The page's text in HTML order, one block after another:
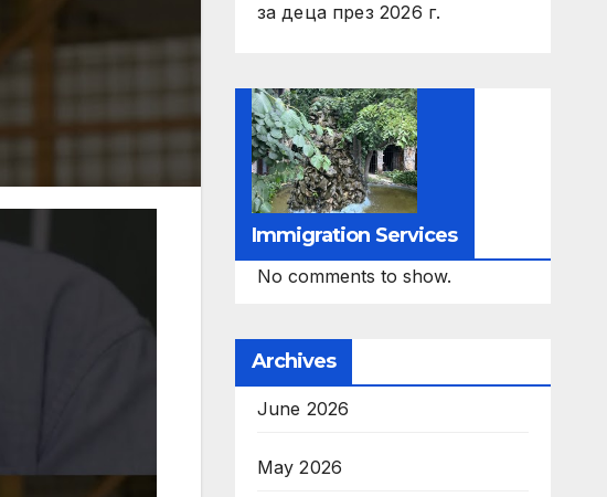
за деца през 2026 г.
Immigration Services
No comments to show.
Archives
June 2026
May 2026